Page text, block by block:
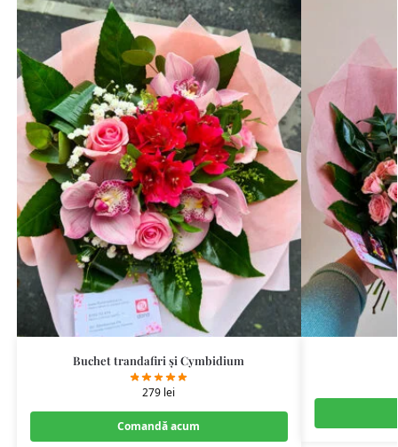
Buchet trandafiri și Cymbidium
279 lei
Comandă acum